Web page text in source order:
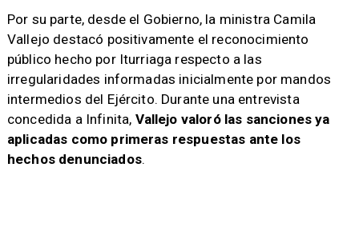
Por su parte, desde el Gobierno, la ministra Camila
Vallejo destacó positivamente el reconocimiento
público hecho por Iturriaga respecto a las
irregularidades informadas inicialmente por mandos
intermedios del Ejército. Durante una entrevista
concedida a Infinita, Vallejo valoró las sanciones ya
aplicadas como primeras respuestas ante los
hechos denunciados.